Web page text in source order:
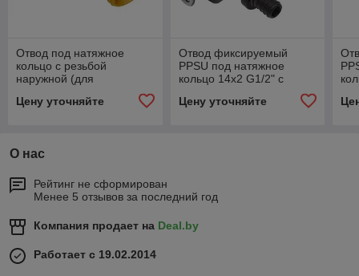
Отвод под натяжное
кольцо с резьбой
наружной (для
трубкой д=15)
Цену уточняйте
Отвод фиксируемый
PPSU под натяжное
кольцо 14x2 G1/2" с
Цену уточняйте
О нас
Рейтинг не сформирован
Менее 5 отзывов за последний год
Компания продает на Deal.by
Работает с 19.02.2014